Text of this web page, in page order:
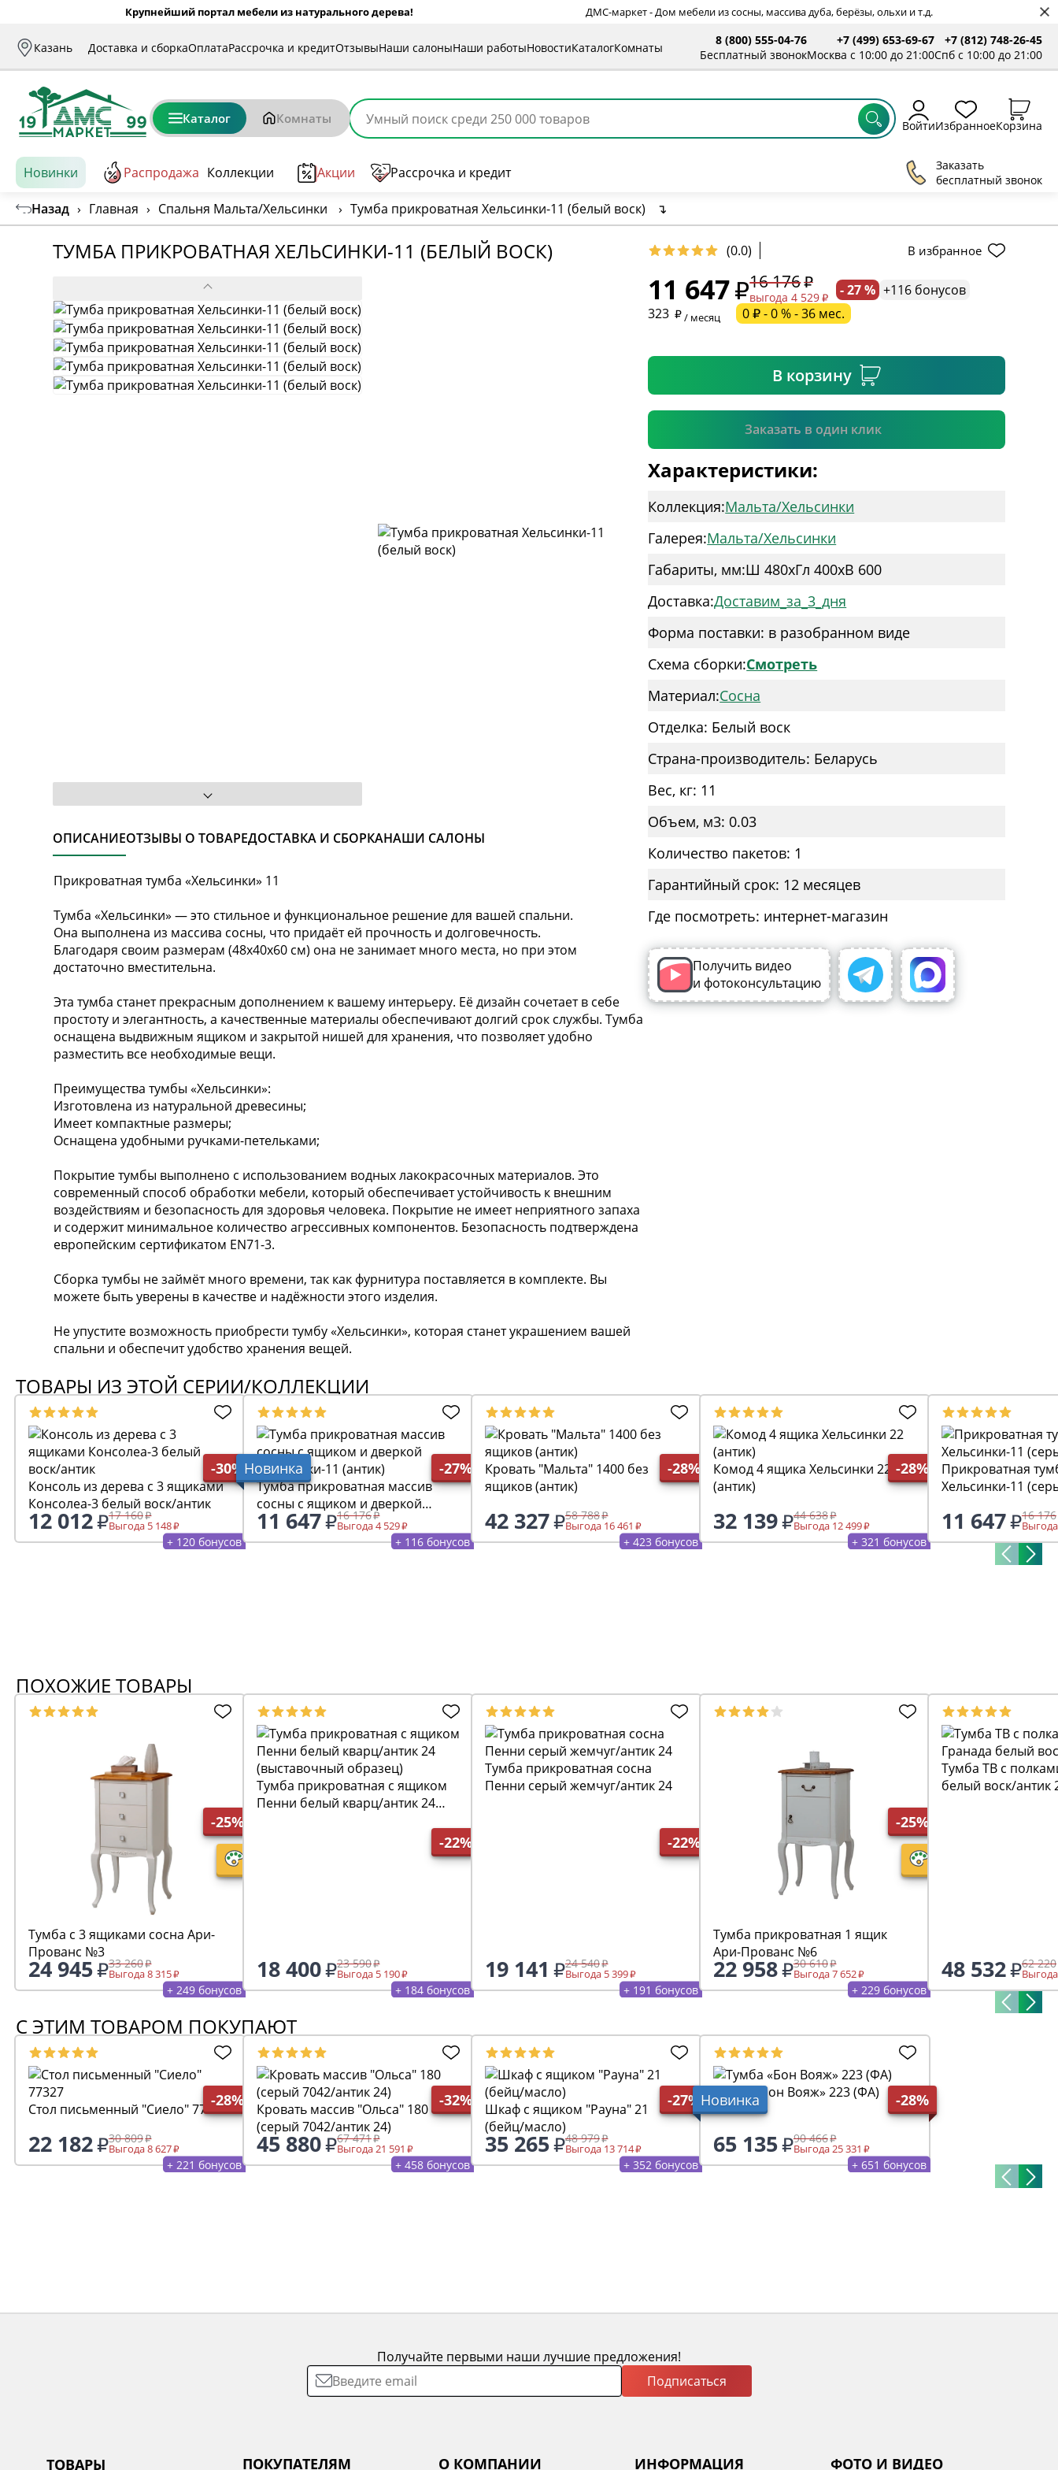
Крупнейший портал мебели из натурального дерева! ДМС-маркет - Дом мебели из сосны, массива дуба, берёзы, ольхи и т.д.
Казань Доставка и сборкаОплатаРассрочка и кредитОтзывыНаши салоныНаши работыНовостиКаталогКомнаты
8 (800) 555-04-76
Бесплатный звонок
+7 (499) 653-69-67
Москва с 10:00 до 21:00
+7 (812) 748-26-45
Спб с 10:00 до 21:00
Каталог Комнаты ВойтиИзбранноеКорзина
Новинки Распродажа Коллекции Акции Рассрочка и кредит
Заказать
бесплатный звонок
Назад › Главная › Спальня Мальта/Хельсинки › Тумба прикроватная Хельсинки-11 (белый воск) ↴
ТУМБА ПРИКРОВАТНАЯ ХЕЛЬСИНКИ-11 (БЕЛЫЙ ВОСК) (0.0) В избранное
ОПИСАНИЕОТЗЫВЫ О ТОВАРЕДОСТАВКА И СБОРКАНАШИ САЛОНЫ
Прикроватная тумба «Хельсинки» 11
Тумба «Хельсинки» — это стильное и функциональное решение для вашей спальни.
Она выполнена из массива сосны, что придаёт ей прочность и долговечность.
Благодаря своим размерам (48x40x60 см) она не занимает много места, но при этом
достаточно вместительна.
Эта тумба станет прекрасным дополнением к вашему интерьеру. Её дизайн сочетает в себе
простоту и элегантность, а качественные материалы обеспечивают долгий срок службы. Тумба
оснащена выдвижным ящиком и закрытой нишей для хранения, что позволяет удобно
разместить все необходимые вещи.
Преимущества тумбы «Хельсинки»:
Изготовлена из натуральной древесины;
Имеет компактные размеры;
Оснащена удобными ручками-петельками;
Покрытие тумбы выполнено с использованием водных лакокрасочных материалов. Это
современный способ обработки мебели, который обеспечивает устойчивость к внешним
воздействиям и безопасность для здоровья человека. Покрытие не имеет неприятного запаха
и содержит минимальное количество агрессивных компонентов. Безопасность подтверждена
европейским сертификатом EN71-3.
Сборка тумбы не займёт много времени, так как фурнитура поставляется в комплекте. Вы
можете быть уверены в качестве и надёжности этого изделия.
Не упустите возможность приобрести тумбу «Хельсинки», которая станет украшением вашей
спальни и обеспечит удобство хранения вещей.
11 647 16 176
выгода 4 529 - 27 % +116 бонусов
323
/ месяц 0 ₽ - 0 % - 36 мес.
В корзину
Заказать в один клик
* необязательное поле
Подтвердить
Характеристики:
Коллекция:Мальта/Хельсинки
Галерея:Мальта/Хельсинки
Габариты, мм:Ш 480xГл 400xВ 600
Доставка:Доставим_за_3_дня
Форма поставки: в разобранном виде
Схема сборки:Смотреть
Материал:Сосна
Отделка: Белый воск
Страна-производитель: Беларусь
Вес, кг: 11
Объем, м3: 0.03
Количество пакетов: 1
Гарантийный срок: 12 месяцев
Где посмотреть: интернет-магазин
Получить видео
и фотоконсультацию
ТОВАРЫ ИЗ ЭТОЙ СЕРИИ/КОЛЛЕКЦИИ
-30%
Консоль из дерева с 3 ящиками
Консолеа-3 белый воск/антик
12 012 17 160
Выгода 5 148
+ 120 бонусов
Новинка -27%
Тумба прикроватная массив
сосны с ящиком и дверкой
Хельсинки-11 (антик)
11 647 16 176
Выгода 4 529
+ 116 бонусов
-28%
Кровать "Мальта" 1400 без
ящиков (антик)
42 327 58 788
Выгода 16 461
+ 423 бонусов
-28%
Комод 4 ящика Хельсинки 22
(антик)
32 139 44 638
Выгода 12 499
+ 321 бонусов
Прикроватная тумба с
Хельсинки-11
11 647 16 176
ПОХОЖИЕ ТОВАРЫ
-25%
Тумба с 3 ящиками сосна Ари-
Прованс №3
24 945 33 260
Выгода 8 315
+ 249 бонусов
-22%
Тумба прикроватная с ящиком
Пенни белый кварц/антик 24
18 400 23 590
Выгода 5 190
+ 184 бонусов
-22%
Тумба прикроватная сосна
Пенни серый жемчуг/антик 24
19 141 24 540
Выгода 5 399
+ 191 бонусов
-25%
Тумба прикроватная 1 ящик
Ари-Прованс №6
22 958 30 610
Выгода 7 652
+ 229 бонусов
Тумба ТВ с
белый воск/антик
48 532 62 220
С ЭТИМ ТОВАРОМ ПОКУПАЮТ
-28%
Стол письменный "Сиело" 77327
22 182 30 809
Выгода 8 627
+ 221 бонусов
-32%
Кровать массив "Ольса" 180
(серый 7042/антик 24)
45 880 67 471
Выгода 21 591
+ 458 бонусов
-27%
Шкаф с ящиком "Рауна" 21
(бейц/масло)
35 265 48 979
Выгода 13 714
+ 352 бонусов
Новинка -28%
Тумба «Бон Вояж» 223 (ФА)
65 135 90 466
Выгода 25 331
+ 651 бонусов
Получайте первыми наши лучшие предложения!
Подписаться
ТОВАРЫ ПОКУПАТЕЛЯМ О КОМПАНИИ ИНФОРМАЦИЯ ФОТО И ВИДЕО